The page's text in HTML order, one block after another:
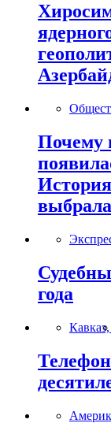
Почему
года
Кавказ,